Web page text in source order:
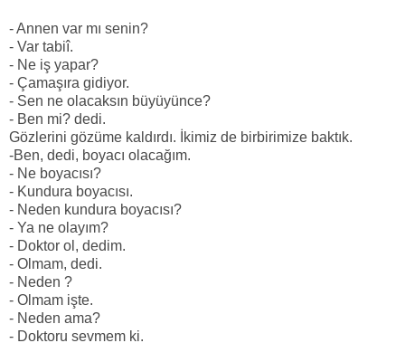
- Annen var mı senin?
- Var tabiî.
- Ne iş yapar?
- Çamaşıra gidiyor.
- Sen ne olacaksın büyüyünce?
- Ben mi? dedi.
Gözlerini gözüme kaldırdı. İkimiz de birbirimize baktık.
-Ben, dedi, boyacı olacağım.
- Ne boyacısı?
- Kundura boyacısı.
- Neden kundura boyacısı?
- Ya ne olayım?
- Doktor ol, dedim.
- Olmam, dedi.
- Neden ?
- Olmam işte.
- Neden ama?
- Doktoru sevmem ki.